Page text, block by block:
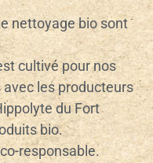
nettoyage bio sont
cultivé pour nos
les producteurs
du Fort
bio.
responsable.